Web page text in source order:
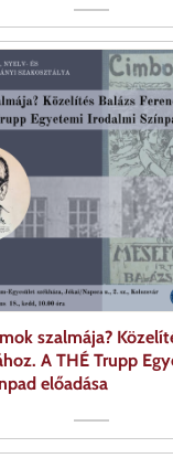
szalmája?
A THÉ Trupp
előadása